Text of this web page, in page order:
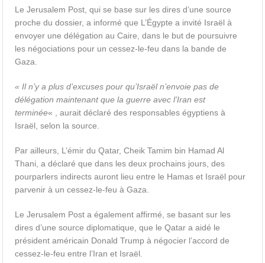
Le Jerusalem Post, qui se base sur les dires d’une source
proche du dossier, a informé que L’Égypte a invité Israël à
envoyer une délégation au Caire, dans le but de poursuivre
les négociations pour un cessez-le-feu dans la bande de
Gaza.
« Il n’y a plus d’excuses pour qu’Israël n’envoie pas de
délégation maintenant que la guerre avec l’Iran est
terminée« , aurait déclaré des responsables égyptiens à
Israël, selon la source.
Par ailleurs, L’émir du Qatar, Cheik Tamim bin Hamad Al
Thani, a déclaré que dans les deux prochains jours, des
pourparlers indirects auront lieu entre le Hamas et Israël pour
parvenir à un cessez-le-feu à Gaza.
Le Jerusalem Post a également affirmé, se basant sur les
dires d’une source diplomatique, que le Qatar a aidé le
président américain Donald Trump à négocier l’accord de
cessez-le-feu entre l’Iran et Israël.